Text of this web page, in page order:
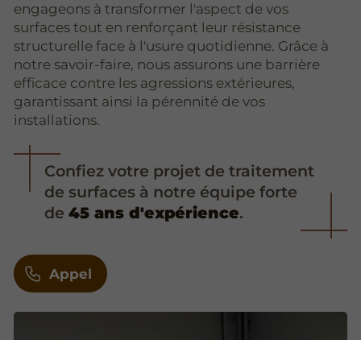
engageons à transformer l'aspect de vos
surfaces tout en renforçant leur résistance
structurelle face à l'usure quotidienne. Grâce à
notre savoir-faire, nous assurons une barrière
efficace contre les agressions extérieures,
garantissant ainsi la pérennité de vos
installations.
Confiez votre projet de traitement
de surfaces à notre équipe forte
de45 ans d'expérience.
Appel